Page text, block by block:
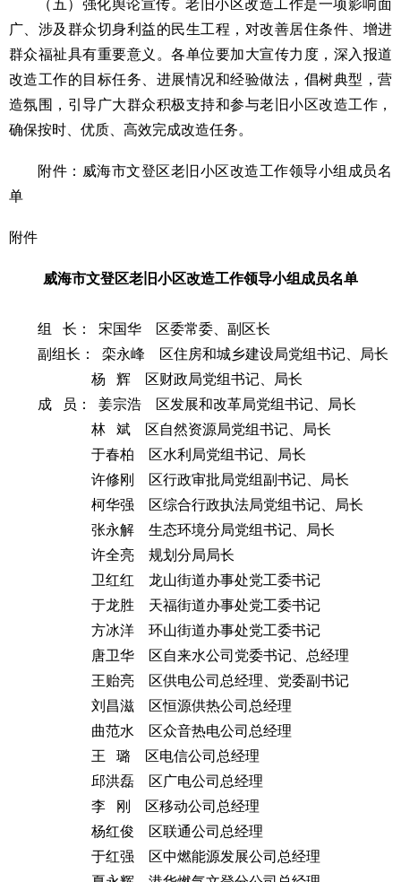
（五）强化舆论宣传。老旧小区改造工作是一项影响面
广、涉及群众切身利益的民生工程，对改善居住条件、增进
群众福祉具有重要意义。各单位要加大宣传力度，深入报道
改造工作的目标任务、进展情况和经验做法，倡树典型，营
造氛围，引导广大群众积极支持和参与老旧小区改造工作，
确保按时、优质、高效完成改造任务。
附件：威海市文登区老旧小区改造工作领导小组成员名
单
附件
威海市文登区老旧小区改造工作领导小组成员名单
组 长： 宋国华 区委常委、副区长
副组长：
栾永峰
区住房和城乡建设局党组书记、局长
杨 辉 区财政局党组书记、局长
成 员： 姜宗浩
区发展和改革局党组书记、局长
林 斌
区自然资源局党组书记、局长
于春柏 区水利局党组书记、局长
许修刚 区行政审批局党组副书记、局长
柯华强 区综合行政执法局党组书记、局长
张永解 生态环境分局党组书记、局长
许全亮 规划分局局长
卫红红 龙山街道办事处党工委书记
于龙胜 天福街道办事处党工委书记
方冰洋 环山街道办事处党工委书记
唐卫华 区自来水公司党委书记、总经理
王贻亮 区供电公司总经理、党委副书记
刘昌滋 区恒源供热公司总经理
曲范水 区众音热电公司总经理
王 璐 区电信公司总经理
邱洪磊 区广电公司总经理
李 刚 区移动公司总经理
杨红俊 区联通公司总经理
于红强 区中燃能源发展公司总经理